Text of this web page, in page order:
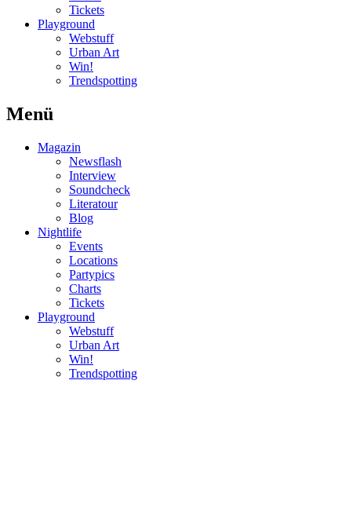
Tickets
Playground
Webstuff
Urban Art
Win!
Trendspotting
Menü
Magazin
Newsflash
Interview
Soundcheck
Literatour
Blog
Nightlife
Events
Locations
Partypics
Charts
Tickets
Playground
Webstuff
Urban Art
Win!
Trendspotting